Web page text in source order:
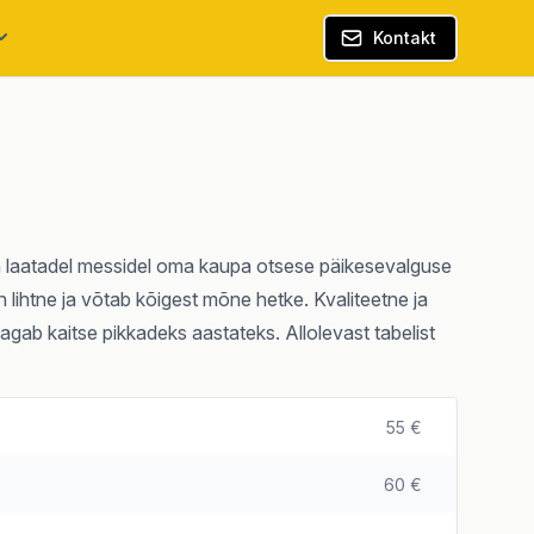
Kontakt
messidel oma kaupa otsese päikesevalguse
lihtne ja võtab kõigest mõne hetke. Kvaliteetne ja
kaitse pikkadeks aastateks. Allolevast tabelist
55 €
60 €